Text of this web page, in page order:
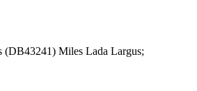
(DB43241) Miles Lada Largus;